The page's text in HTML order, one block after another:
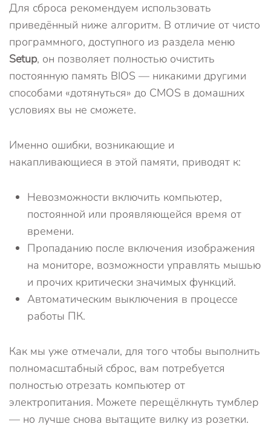
Для сброса рекомендуем использовать
приведённый ниже алгоритм. В отличие от чисто
программного, доступного из раздела меню
Setup, он позволяет полностью очистить
постоянную память BIOS — никакими другими
способами «дотянуться» до CMOS в домашних
условиях вы не сможете.
Именно ошибки, возникающие и
накапливающиеся в этой памяти, приводят к:
Невозможности включить компьютер,
постоянной или проявляющейся время от
времени.
Пропаданию после включения изображения
на мониторе, возможности управлять мышью
и прочих критически значимых функций.
Автоматическим выключения в процессе
работы ПК.
Как мы уже отмечали, для того чтобы выполнить
полномасштабный сброс, вам потребуется
полностью отрезать компьютер от
электропитания. Можете перещёлкнуть тумблер
— но лучше снова вытащите вилку из розетки.